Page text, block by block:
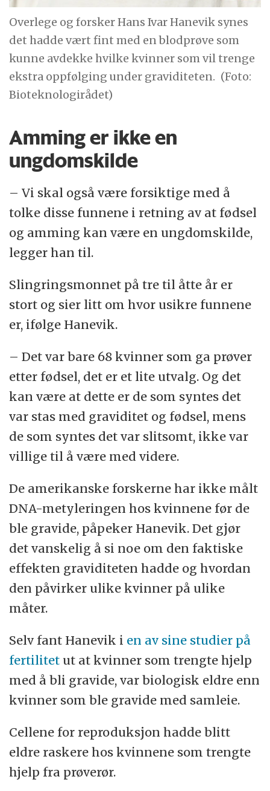
Overlege og forsker Hans Ivar Hanevik synes
det hadde vært fint med en blodprøve som
kunne avdekke hvilke kvinner som vil trenge
ekstra oppfølging under graviditeten. (Foto:
Bioteknologirådet)
Amming er ikke en
ungdomskilde
– Vi skal også være forsiktige med å
tolke disse funnene i retning av at fødsel
og amming kan være en ungdomskilde,
legger han til.
Slingringsmonnet på tre til åtte år er
stort og sier litt om hvor usikre funnene
er, ifølge Hanevik.
– Det var bare 68 kvinner som ga prøver
etter fødsel, det er et lite utvalg. Og det
kan være at dette er de som syntes det
var stas med graviditet og fødsel, mens
de som syntes det var slitsomt, ikke var
villige til å være med videre.
De amerikanske forskerne har ikke målt
DNA-metyleringen hos kvinnene før de
ble gravide, påpeker Hanevik. Det gjør
det vanskelig å si noe om den faktiske
effekten graviditeten hadde og hvordan
den påvirker ulike kvinner på ulike
måter.
Selv fant Hanevik i en av sine studier på
fertilitet ut at kvinner som trengte hjelp
med å bli gravide, var biologisk eldre enn
kvinner som ble gravide med samleie.
Cellene for reproduksjon hadde blitt
eldre raskere hos kvinnene som trengte
hjelp fra prøverør.